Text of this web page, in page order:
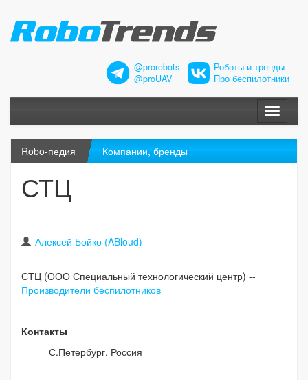
@prorobots
@proUAV
Роботы и тренды
Про беспилотники
Меню
Robo-педия Компании, бренды
СТЦ
Алексей Бойко (ABloud)
СТЦ (ООО Специальный технологический центр) --
Производители беспилотников
Контакты
С.Петербург, Россия